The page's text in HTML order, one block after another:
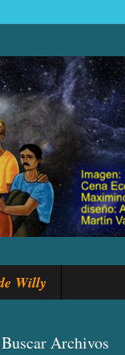
Willy
Buscar Archivos